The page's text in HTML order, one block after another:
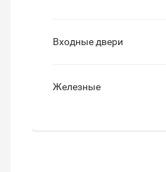
Входные двери
Железные